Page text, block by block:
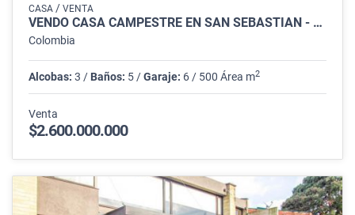
CASA / VENTA
VENDO CASA CAMPESTRE EN SAN SEBASTIÁN - GUAYMARAL
Colombia
Alcobas: 3 / Baños: 5 /Garaje: 6 / 500 Área m2
Venta
$2.600.000.000